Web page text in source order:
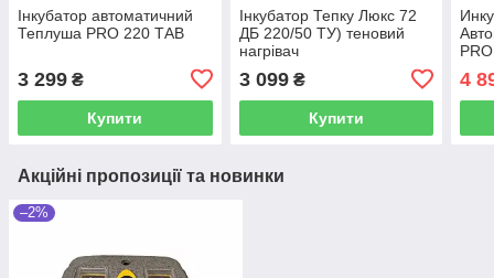
Інкубатор автоматичний
Теплуша PRO 220 ТАВ
3 299 ₴
Купити
Інкубатор Тепку Люкс 72
ДБ 220/50 ТУ) теновий
нагрівач
3 099₴
Купити
4
Акційні пропозиції та новинки
–2%